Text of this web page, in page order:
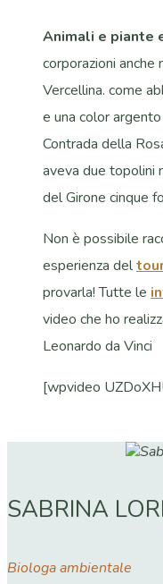
Animali e piante
corporazioni
Vercellina. come
e una color
Contrada della
aveva due topolini
del Girone cinque
Non è possibile
esperienza del
provarla! Tutte le
video che ho
Leonardo da Vinci
[wpvideo
SABRINA
Biologa ambientale